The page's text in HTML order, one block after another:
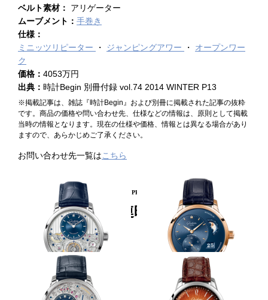
ベルト素材： アリゲーター
ムーブメント： 手巻き
仕様：
ミニッツリピーター
ジャンピングアワー
オープンワー
ク
価格： 4053万円
出典： 時計Begin 別冊付録 vol.74 2014 WINTER P13
※掲載記事は、雑誌『時計Begin』および別冊に掲載された記事の抜粋
です。商品の価格や問い合わせ先、仕様などの情報は、原則として掲載
当時の情報となります。現在の仕様や価格、情報とは異なる場合があり
ますので、あらかじめご了承ください。
お問い合わせ先一覧はこちら
PICKUP PRODUCT
関連時計
最終進化形のトゥールビヨン
GLASHÜTTE ORIGINAL
セネタ・クロノメーター・トゥ
ールビヨン リミテッド・エデ
ィション
RG×ブルーで華やかさを増す
GLASHÜTTE ORIGINAL
パノマティック ルナ